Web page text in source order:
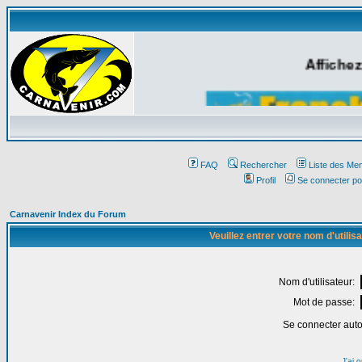
FAQ Rechercher
Liste des
Profil
Se connecter
Carnavenir Index du Forum
Veuillez entrer votre nom
Nom d'utilisateur:
Mot de passe:
Se connecter